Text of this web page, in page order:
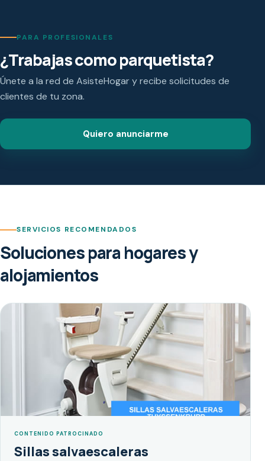
PARA PROFESIONALES
¿Trabajas como parquetista?
Únete a la red de AsisteHogar y recibe solicitudes de
clientes de tu zona.
Quiero anunciarme
SERVICIOS RECOMENDADOS
Soluciones para hogares y
alojamientos
CONTENIDO PATROCINADO
Sillas salvaescaleras